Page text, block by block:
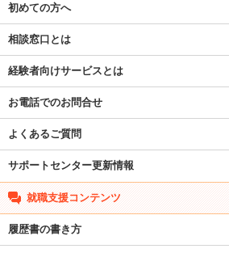
初めての方へ
相談窓口とは
経験者向けサービスとは
お電話でのお問合せ
よくあるご質問
サポートセンター更新情報
就職支援コンテンツ
履歴書の書き方